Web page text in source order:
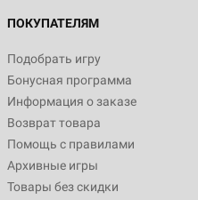
ПОКУПАТЕЛЯМ
Подобрать игру
Бонусная программа
Информация о заказе
Возврат товара
Помощь с правилами
Архивные игры
Товары без скидки